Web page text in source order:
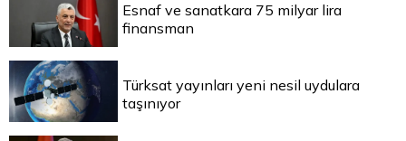
Esnaf ve sanatkara 75 milyar lira
finansman
Türksat yayınları yeni nesil uydulara
taşınıyor